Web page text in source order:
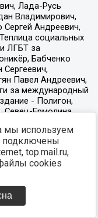
мы используем
подключены
top.mail.ru,
cookies